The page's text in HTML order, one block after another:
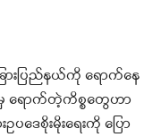
းပြည်နယ်ကို ရောက်နေ
ရောက်တဲ့ကိစ္စတွေဟာ
ဒေစိုးမိုးရေးကို ပြော